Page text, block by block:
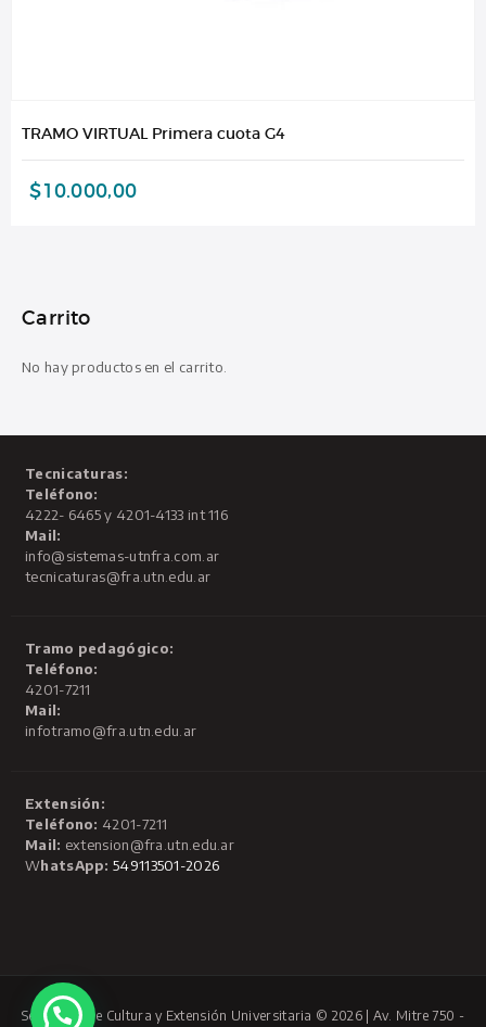
TRAMO VIRTUAL Primera cuota G4
$10.000,00
Carrito
No hay productos en el carrito.
Tecnicaturas:
Teléfono:
4222- 6465 y 4201-4133 int 116
Mail:
info@sistemas-utnfra.com.ar
tecnicaturas@fra.utn.edu.ar
Tramo pedagógico:
Teléfono:
4201-7211
Mail:
infotramo@fra.utn.edu.ar
Extensión:
Teléfono: 4201-7211
Mail: extension@fra.utn.edu.ar
WhatsApp: 549113501-2026
Secretaría de Cultura y Extensión Universitaria © 2026 | Av. Mitre 750 -